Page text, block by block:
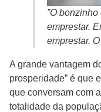
”O
emprestar.
emprestar.
A grande vantagem
prosperidade” é que
que conversam com
totalidade da